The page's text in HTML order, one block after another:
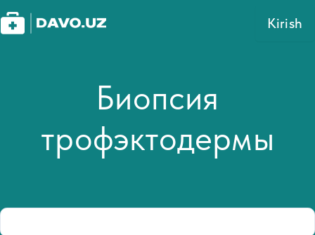
Kirish
Биопсия
трофэктодермы